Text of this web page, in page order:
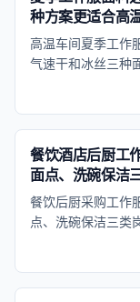
种方案更适合高
高温车间夏季工作
气速干和冰丝三种
餐饮酒店后厨工
面点、洗碗保洁
餐饮后厨采购工作
点、洗碗保洁三类
本文按岗位给出面